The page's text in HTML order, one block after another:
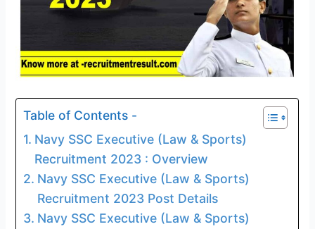
Table of Contents -
Navy SSC Executive (Law & Sports)
Recruitment 2023 : Overview
Navy SSC Executive (Law & Sports)
Recruitment 2023 Post Details
Navy SSC Executive (Law & Sports)